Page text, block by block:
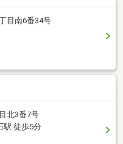
目南6番34号
北3番7号
駅 徒歩5分